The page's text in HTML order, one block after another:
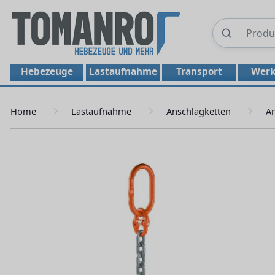
Hebezeuge Lastaufnahme Transport
Home Lastaufnahme Anschlagketten